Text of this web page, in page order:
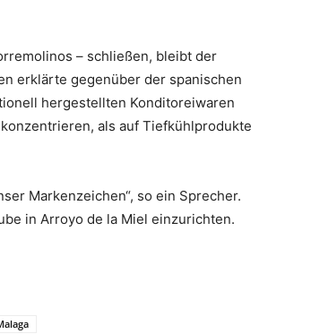
– schließen, bleibt der
erklärte gegenüber der spanischen
hergestellten Konditoreiwaren
als auf Tiefkühlprodukte
Markenzeichen“, so ein Sprecher.
in Arroyo de la Miel einzurichten.